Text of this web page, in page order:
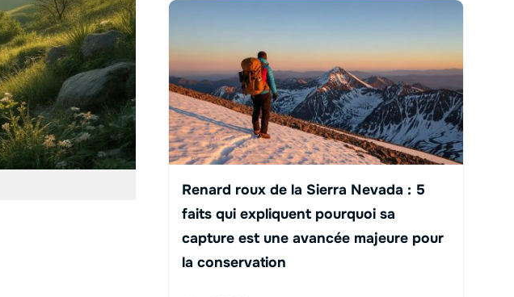
Renard roux de la Sierra Nevada : 5
faits qui expliquent pourquoi sa
capture est une avancée majeure pour
la conservation